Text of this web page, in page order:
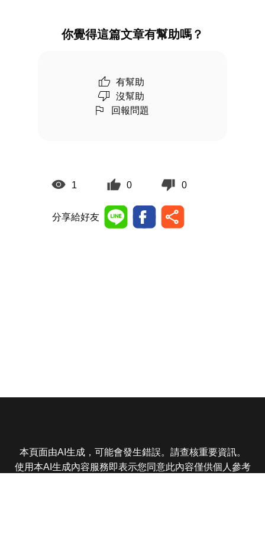
你覺得這篇文章有幫助嗎？
有幫助
沒幫助
回報問題
1 0 0
分享給好友
本頁面由AI生成，可能會發生錯誤。請查核重要資訊。
使用本AI生成內容服務即表示您同意此內容僅供個人參考